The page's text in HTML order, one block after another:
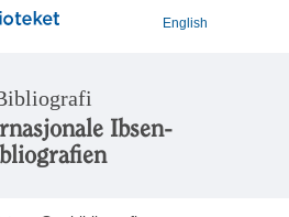
English
Ibsen-